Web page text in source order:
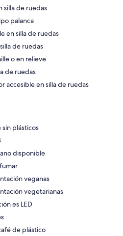
silla de ruedas
palanca
en silla de ruedas
de ruedas
o en relieve
de ruedas
accesible en silla de ruedas
plásticos
disponible
veganas
vegetarianas
es LED
de plástico